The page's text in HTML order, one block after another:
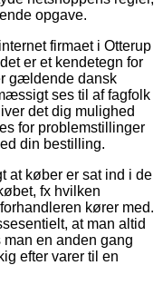
opgave.
firmaet i Otterup
er et kendetegn for
gældende dansk
ses til af fagfolk
det dig mulighed
for problemstillinger
din bestilling.
at køber er sat ind i de
fx hvilken
kører med.
at man altid
en anden gang
efter varer til en